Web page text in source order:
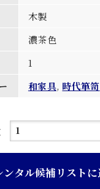
木製
濃茶色
1
和家具, 時代箪笥
濃
小
ンタル候補リスト